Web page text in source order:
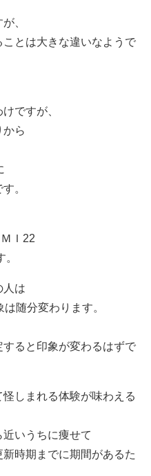
、
とは大きな違いなようで
ですが、
から
。
Ｉ22
人は
随分変わります。
ると印象が変わるはずで
しまれる体験が味わえる
いうちに痩せて
時期までに期間があるた